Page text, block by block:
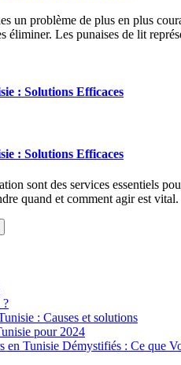
un problème de plus en plus
éliminer. Les punaises de lit
: Solutions Efficaces
: Solutions Efficaces
sont des services essentiels
quand et comment agir est
?
: Causes et solutions
pour 2024
en Tunisie Démystifiés : Ce que